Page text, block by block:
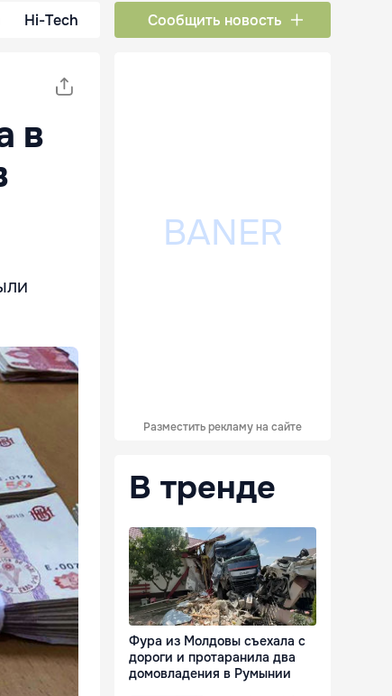
Hi-Tech Сообщить новость
в
Разместить рекламу на сайте
В тренде
Фура из Молдовы съехала с
дороги и протаранила два
домовладения в Румынии